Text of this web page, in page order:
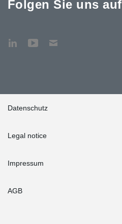
Folgen Sie uns auf
Datenschutz
Legal notice
Impressum
AGB